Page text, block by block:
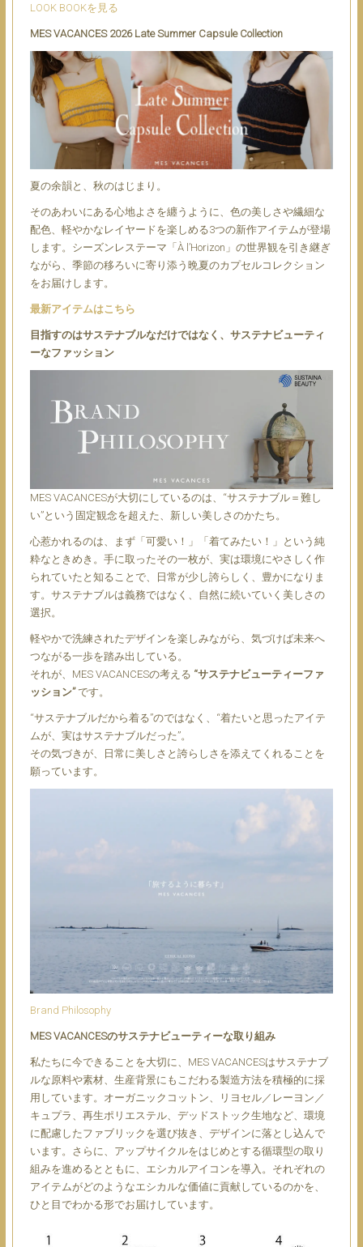
LOOK BOOKを見る
MES VACANCES 2026 Late Summer Capsule Collection
夏の余韻と、秋のはじまり。
そのあわいにある心地よさを纏うように、色の美しさや繊細な
配色、軽やかなレイヤードを楽しめる3つの新作アイテムが登場
します。シーズンレステーマ「À l’Horizon」の世界観を引き継ぎ
ながら、季節の移ろいに寄り添う晩夏のカプセルコレクション
をお届けします。
最新アイテムはこちら
目指すのはサステナブルなだけではなく、サステナビューティ
ーなファッション
MES VACANCESが大切にしているのは、“サステナブル＝難し
い”という固定観念を超えた、新しい美しさのかたち。
心惹かれるのは、まず「可愛い！」「着てみたい！」という純
粋なときめき。手に取ったその一枚が、実は環境にやさしく作
られていたと知ることで、日常が少し誇らしく、豊かになりま
す。サステナブルは義務ではなく、自然に続いていく美しさの
選択。
軽やかで洗練されたデザインを楽しみながら、気づけば未来へ
つながる一歩を踏み出している。
それが、MES VACANCESの考える “サステナビューティーファ
ッション”です。
“サステナブルだから着る”のではなく、“着たいと思ったアイテ
ムが、実はサステナブルだった”。
その気づきが、日常に美しさと誇らしさを添えてくれることを
願っています。
Brand Philosophy
MES VACANCESのサステナビューティーな取り組み
私たちに今できることを大切に、MES VACANCESはサステナブ
ルな原料や素材、生産背景にもこだわる製造方法を積極的に採
用しています。オーガニックコットン、リヨセル／レーヨン／
キュプラ、再生ポリエステル、デッドストック生地など、環境
に配慮したファブリックを選び抜き、デザインに落とし込んで
います。さらに、アップサイクルをはじめとする循環型の取り
組みを進めるとともに、エシカルアイコンを導入。それぞれの
アイテムがどのようなエシカルな価値に貢献しているのかを、
ひと目でわかる形でお届けしています。